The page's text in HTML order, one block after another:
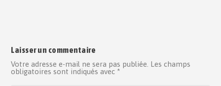
Laisser un commentaire
Votre adresse e-mail ne sera pas publiée. Les champs
obligatoires sont indiqués avec *